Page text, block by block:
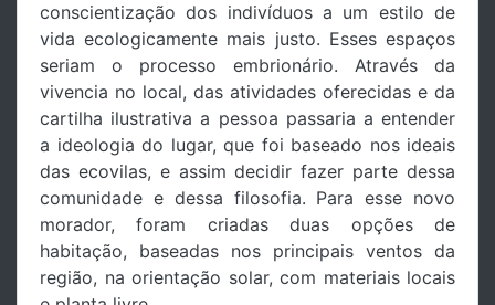
conscientização dos indivíduos a um estilo de
vida ecologicamente mais justo. Esses espaços
seriam o processo embrionário. Através da
vivencia no local, das atividades oferecidas e da
cartilha ilustrativa a pessoa passaria a entender
a ideologia do lugar, que foi baseado nos ideais
das ecovilas, e assim decidir fazer parte dessa
comunidade e dessa filosofia. Para esse novo
morador, foram criadas duas opções de
habitação, baseadas nos principais ventos da
região, na orientação solar, com materiais locais